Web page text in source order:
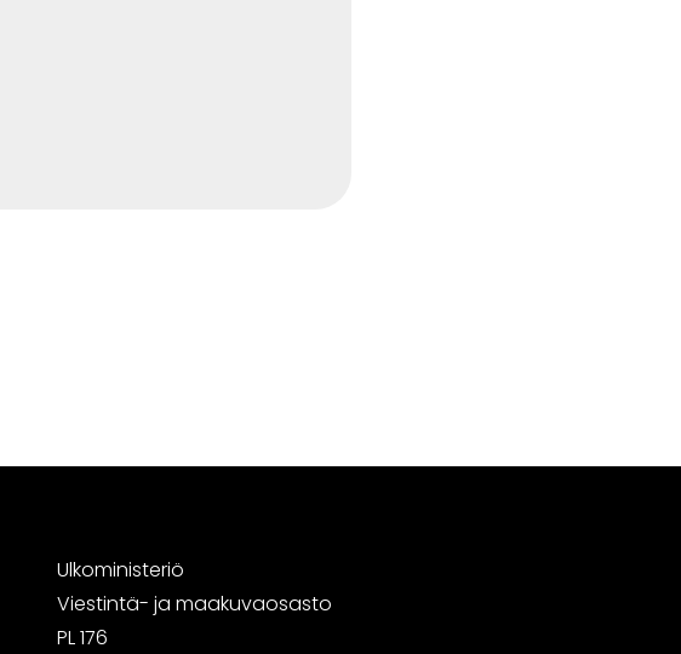
Ulkoministeriö
Viestintä- ja maakuvaosasto
PL 176